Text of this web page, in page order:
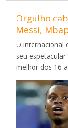
Orgulho
Messi,
O internacional
seu
melhor dos 16